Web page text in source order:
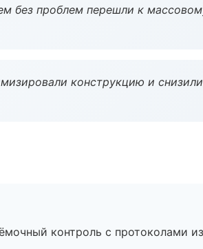
без проблем перешли к
конструкцию и
контроль с протоколами